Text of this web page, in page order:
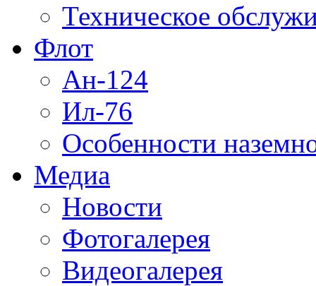
Техническое
Флот
Ан-124
Ил-76
Особенности
Медиа
Новости
Фотогалерея
Видеогалерея